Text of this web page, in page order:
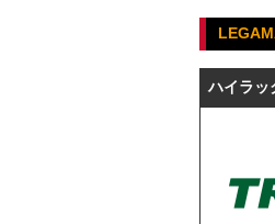
ハイラッ